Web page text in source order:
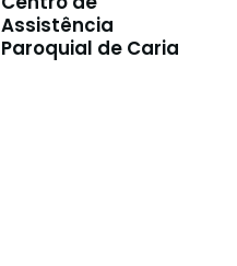
Assistência
Paroquial de Caria